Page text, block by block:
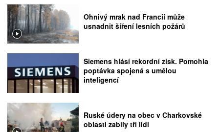
Ohnivý mrak nad Francií může
usnadnit šíření lesních požárů
Siemens hlásí rekordní zisk. Pomohla
poptávka spojená s umělou
inteligencí
Ruské údery na obec v Charkovské
oblasti zabily tři lidi